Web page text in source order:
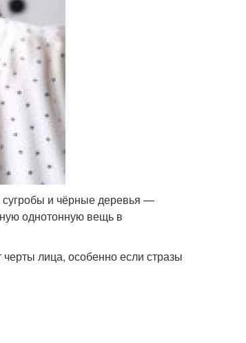
и чёрные деревья —
однотонную вещь в
лица, особенно если стразы